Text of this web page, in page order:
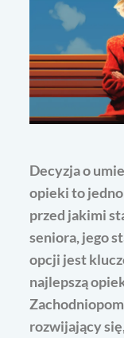
Decyzja o
opieki to
przed jakimi
seniora, jego
opcji jest
najlepszą
rozwijający